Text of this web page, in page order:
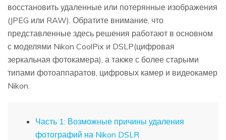
восстановить удаленные или потерянные изображения
(JPEG или RAW). Обратите внимание, что
представленные здесь решения работают в основном
с моделями Nikon CoolPix и DSLP(цифровая
зеркальная фотокамера), а также с более старыми
типами фотоаппаратов, цифровых камер и видеокамер
Nikon.
Часть 1: Возможные причины удаления
фотографий на Nikon DSLR